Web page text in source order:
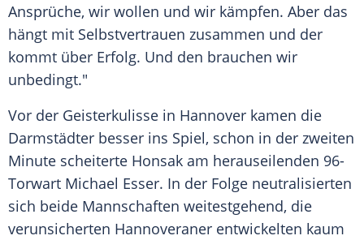
Ansprüche, wir wollen und wir kämpfen. Aber das
hängt mit Selbstvertrauen zusammen und der
kommt über Erfolg. Und den brauchen wir
unbedingt."
Vor der Geisterkulisse in Hannover kamen die
Darmstädter besser ins Spiel, schon in der zweiten
Minute scheiterte Honsak am herauseilenden 96-
Torwart Michael Esser. In der Folge neutralisierten
sich beide Mannschaften weitestgehend, die
verunsicherten Hannoveraner entwickelten kaum